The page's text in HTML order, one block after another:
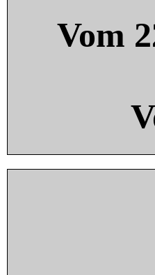
Vom